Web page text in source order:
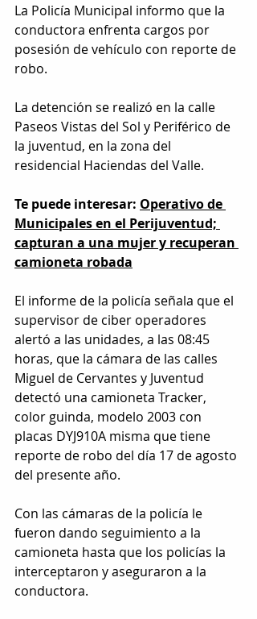
La Policía Municipal informo que la
conductora enfrenta cargos por
posesión de vehículo con reporte de
robo.
La detención se realizó en la calle
Paseos Vistas del Sol y Periférico de
la juventud, en la zona del
residencial Haciendas del Valle.
Te puede interesar: Operativo de
Municipales en el Perijuventud;
capturan a una mujer y recuperan
camioneta robada
El informe de la policía señala que el
supervisor de ciber operadores
alertó a las unidades, a las 08:45
horas, que la cámara de las calles
Miguel de Cervantes y Juventud
detectó una camioneta Tracker,
color guinda, modelo 2003 con
placas DYJ910A misma que tiene
reporte de robo del día 17 de agosto
del presente año.
Con las cámaras de la policía le
fueron dando seguimiento a la
camioneta hasta que los policías la
interceptaron y aseguraron a la
conductora.